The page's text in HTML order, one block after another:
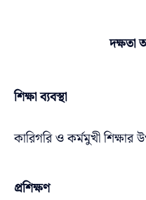
দক্ষতা
শিক্ষা ব্যবস্থা
কারিগরি ও কর্মমুখী
প্রশিক্ষণ